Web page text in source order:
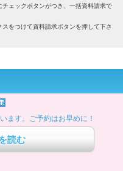
ェックボタンがつき、一括資料請求で
をつけて資料請求ボタンを押して下さ
ます。ご予約はお早めに！
読む